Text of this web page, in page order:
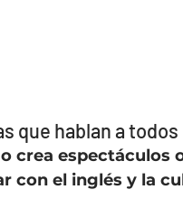
que hablan a todos
crea espectáculos
con el inglés y la